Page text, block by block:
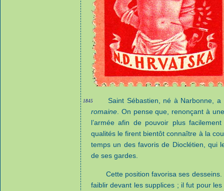
1845
Saint Sébastien, né à Narbonne,
romaine . On pense que, renonçant à
l’armée afin de pouvoir plus
qualités le firent bientôt connaître à la
temps un des favoris de Dioclétien, qui
de ses gardes.
Cette position favorisa ses
faiblir devant les supplices ; il fut pour